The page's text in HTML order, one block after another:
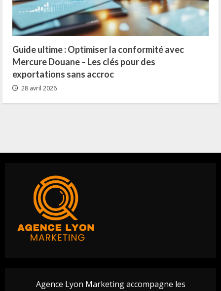
Guide ultime : Optimiser la conformité avec
Mercure Douane – Les clés pour des
exportations sans accroc
28 avril 2026
Agence Lyon Marketing accompagne les